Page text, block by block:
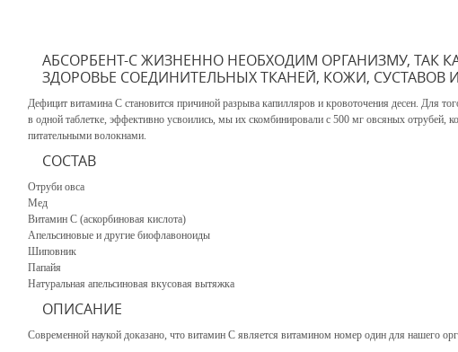
АБСОРБЕНТ-С ЖИЗНЕННО НЕОБХОДИМ ОРГАНИЗМУ, ТАК
ЗДОРОВЬЕ СОЕДИНИТЕЛЬНЫХ ТКАНЕЙ, КОЖИ, СУСТАВОВ
Дефицит витамина С становится причиной разрыва капилляров и кровоточения десен. Для
в одной таблетке, эффективно усвоились, мы их скомбинировали с 500 мг овсяных отрубей,
питательными волокнами.
СОСТАВ
Отруби овса
Мед
Bитамин С (аскорбиновая кислота)
Апельсиновые и другие биофлавоноиды
Шиповник
Папайя
Натуральная апельсиновая вкусовая вытяжка
ОПИСАНИЕ
Современной наукой доказано, что витамин С является витамином номер один для нашего